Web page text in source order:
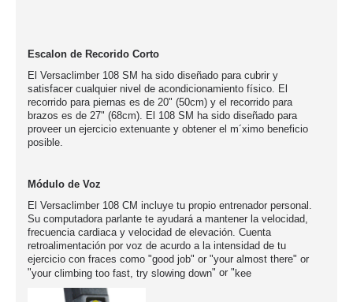
Escalon de Recorido Corto
El Versaclimber 108 SM ha sido diseñado para cubrir y
satisfacer cualquier nivel de acondicionamiento físico. El
recorrido para piernas es de 20" (50cm) y el recorrido para
brazos es de 27" (68cm). El 108 SM ha sido diseñado para
proveer un ejercicio extenuante y obtener el m´ximo beneficio
posible.
Módulo de Voz
El Versaclimber 108 CM incluye tu propio entrenador personal.
Su computadora parlante te ayudará a mantener la velocidad,
frecuencia cardiaca y velocidad de elevación. Cuenta
retroalimentación por voz de acurdo a la intensidad de tu
ejercicio con fraces como "good job" or "your almost there" or
"your climbing too fast, try slowing down" or " kee